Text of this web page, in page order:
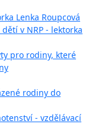
Lenka Roupcová
v NRP - lektorka
pro rodiny, které
rodiny do
- vzdělávací